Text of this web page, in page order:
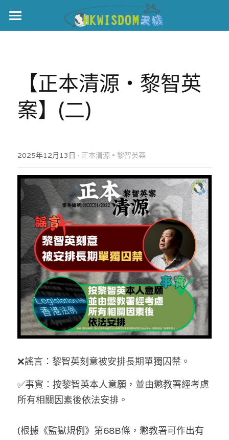
主頁
伊美戰爭
黎智英案
美西媒體謊言實錄
宏福‧革新
宏福苑聽證會
宏福火災正視聽
記錄．宏福苑火災
港聞
中國
國際
娛樂
反華推手你要知
反華推手懶人包
民主派騙案十式
反華推手起底
美西極權主義
真相直擊
KOL 專欄
林淑芳專欄
屈穎妍專欄
黃萬成專欄
絕密法庭檔案
醫院口岸爆炸案
支聯會案
生活
親子
投稿熱線
繁體中文
【正本清源‧黎智英
案】(二)
2025年12月13日 · 正本清源 • 黎智英案
❌謠言： 黎智英刻意被安排長期單獨囚禁。
✅事實： 按黎智英本人意願，並由懲教署經考慮
所有相關因素後依法安排。
(根據《監獄規例》第68B條，懲教署可作出有